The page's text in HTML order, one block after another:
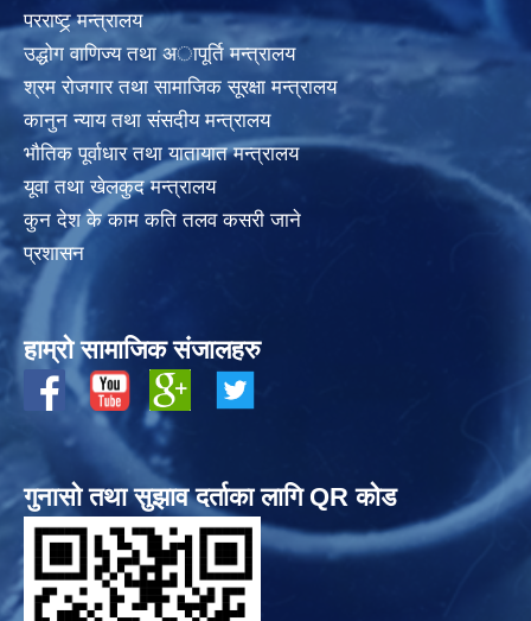
परराष्ट्र् मन्त्रालय
उद्धोग वाणिज्य तथा अापूर्ति मन्त्रालय
श्रम रोजगार तथा सामाजिक सूरक्षा मन्त्रालय
कानुन न्याय तथा संसदीय मन्त्रालय
भाैतिक पूर्वाधार तथा यातायात मन्त्रालय
यूवा तथा खेलकुद मन्त्रालय
कुन देश के काम कति तलव कसरी जाने
प्रशासन
हाम्रो सामाजिक संजालहरु
गुनासो तथा सुझाव दर्ताका लागि QR कोड